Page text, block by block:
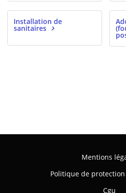
Installation de
sanitaires
Mentions
Politique de
Cgu